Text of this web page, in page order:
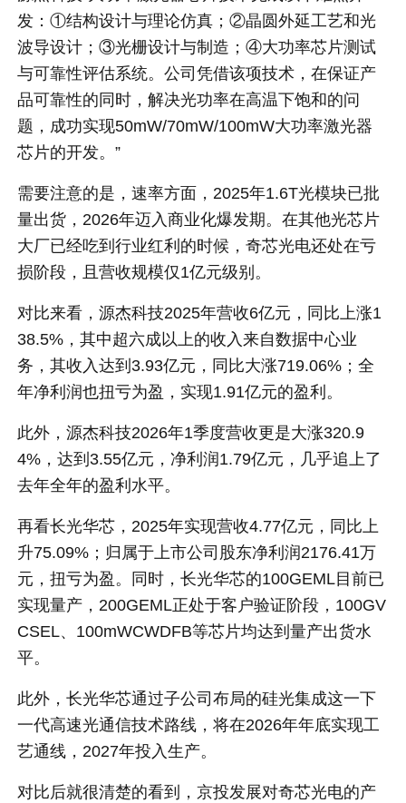
发：①结构设计与理论仿真；②晶圆外延工艺和光
波导设计；③光栅设计与制造；④大功率芯片测试
与可靠性评估系统。公司凭借该项技术，在保证产
品可靠性的同时，解决光功率在高温下饱和的问
题，成功实现50mW/70mW/100mW大功率激光器
芯片的开发。”
需要注意的是，速率方面，2025年1.6T光模块已批
量出货，2026年迈入商业化爆发期。在其他光芯片
大厂已经吃到行业红利的时候，奇芯光电还处在亏
损阶段，且营收规模仅1亿元级别。
对比来看，源杰科技2025年营收6亿元，同比上涨1
38.5%，其中超六成以上的收入来自数据中心业
务，其收入达到3.93亿元，同比大涨719.06%；全
年净利润也扭亏为盈，实现1.91亿元的盈利。
此外，源杰科技2026年1季度营收更是大涨320.9
4%，达到3.55亿元，净利润1.79亿元，几乎追上了
去年全年的盈利水平。
再看长光华芯，2025年实现营收4.77亿元，同比上
升75.09%；归属于上市公司股东净利润2176.41万
元，扭亏为盈。同时，长光华芯的100GEML目前已
实现量产，200GEML正处于客户验证阶段，100GV
CSEL、100mWCWDFB等芯片均达到量产出货水
平。
此外，长光华芯通过子公司布局的硅光集成这一下
一代高速光通信技术路线，将在2026年年底实现工
艺通线，2027年投入生产。
对比后就很清楚的看到，京投发展对奇芯光电的产